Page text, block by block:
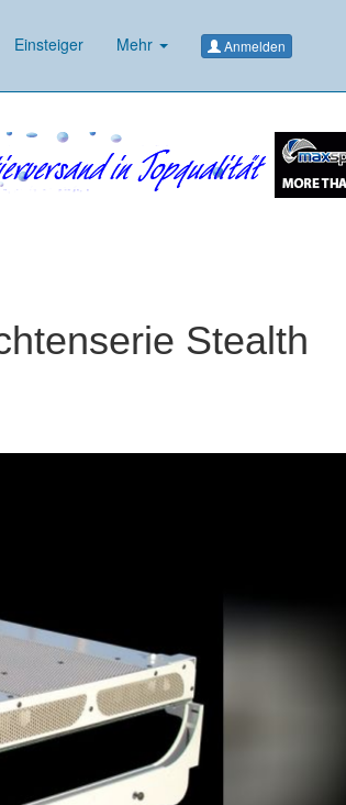
Einsteiger Mehr Anmelden
Stealth